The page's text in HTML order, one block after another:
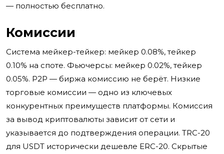
— полностью бесплатно.
Комиссии
Система мейкер-тейкер: мейкер 0.08%, тейкер
0.10% на споте. Фьючерсы: мейкер 0.02%, тейкер
0.05%. P2P — биржа комиссию не берёт. Низкие
торговые комиссии — одно из ключевых
конкурентных преимуществ платформы. Комиссия
за вывод криптовалюты зависит от сети и
указывается до подтверждения операции. TRC-20
для USDT исторически дешевле ERC-20. Скрытые